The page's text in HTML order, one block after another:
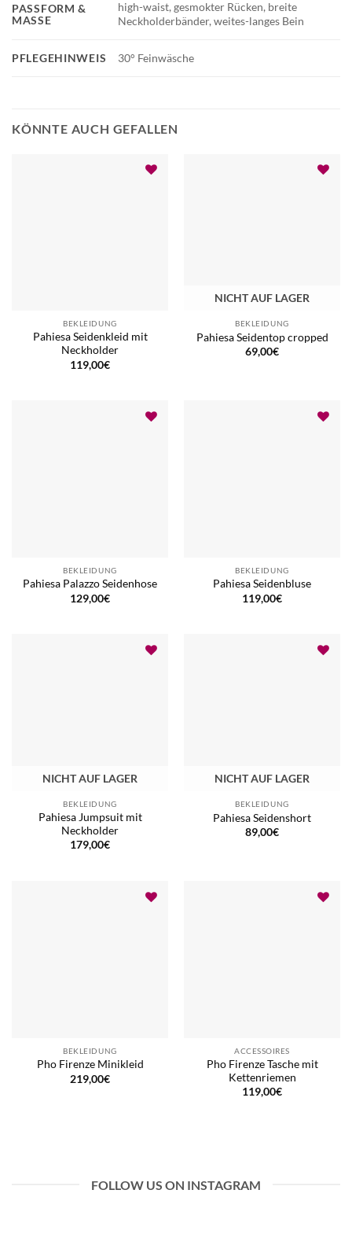
PFLEGEHINWEIS 30° Feinwäsche
PASSFORM &
MASSE
high-waist, gesmokter Rücken, breite
Neckholderbänder, weites-langes Bein
KÖNNTE AUCH GEFALLEN
BEKLEIDUNG
Pahiesa Seidenkleid mit
Neckholder
119,00€
NICHT AUF LAGER
BEKLEIDUNG
Pahiesa Seidentop cropped
69,00€
BEKLEIDUNG
Pahiesa Palazzo Seidenhose
129,00€
BEKLEIDUNG
Pahiesa Seidenbluse
119,00€
NICHT AUF LAGER
BEKLEIDUNG
Pahiesa Jumpsuit mit
Neckholder
179,00€
NICHT AUF LAGER
BEKLEIDUNG
Pahiesa Seidenshort
89,00€
BEKLEIDUNG
Pho Firenze Minikleid
219,00€
ACCESSOIRES
Pho Firenze Tasche mit
Kettenriemen
119,00€
FOLLOW US ON INSTAGRAM